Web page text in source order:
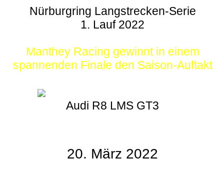
Nürburgring Langstrecken-Serie
1. Lauf 2022
Manthey Racing gewinnt in einem
spannenden Finale den Saison-Auftakt
Audi R8 LMS GT3
20. März 2022